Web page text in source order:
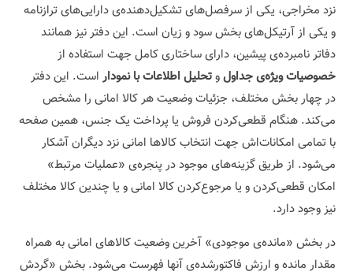
نزد مخراجی، یکی از سرفصل‌های تشکیل‌دهنده‌ی دارایی‌های ترازنامه
و یکی از آرتیکل‌های بخش سود و زیان است. این دفتر نیز همانند
دفاتر نامبرده‌ی پیشین، دارای ساختاری کامل جهت استفاده از
خصوصیات ویژه‌ی جداولوتحلیل اطلاعات با نمودار است. این دفتر
در چهار بخش مختلف، جزئیات وضعیت هر کالا امانی را مشخص
می‌کند. هنگام قطعی‌کردن فروش یا پرداخت یک جنس، همین صفحه
با تمامی امکانات‌اش جهت انتخاب کالاها امانی نزد دیگران آشکار
می‌شود. از طریق گزینه‌های موجود در پنجره‌ی «عملیات مرتبط»
امکان قطعی‌کردن و یا مرجوع‌کردن کالا امانی و یا چندین کالا مختلف
نیز وجود دارد.
در بخش «مانده‌ی موجودی» آخرین وضعیت کالاهای امانی به همراه
مقدار مانده و ارزش فاکتورشده‌ی آنها فهرست می‌شود. بخش «گردش